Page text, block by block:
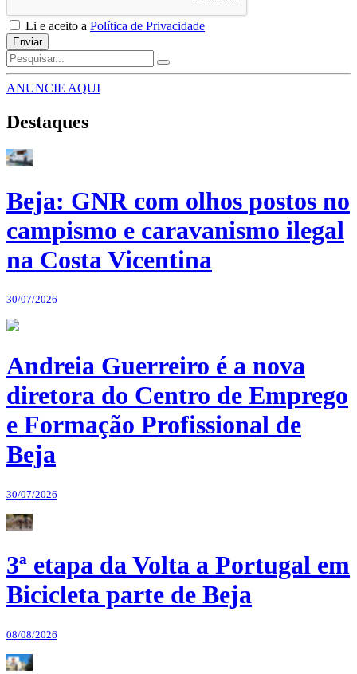
Li e aceito a Política de Privacidade
Enviar
ANUNCIE AQUI
Destaques
Beja: GNR com olhos postos no
campismo e caravanismo ilegal
na Costa Vicentina
30/07/2026
Andreia Guerreiro é a nova
diretora do Centro de Emprego
e Formação Profissional de
Beja
30/07/2026
3ª etapa da Volta a Portugal em
Bicicleta parte de Beja
08/08/2026